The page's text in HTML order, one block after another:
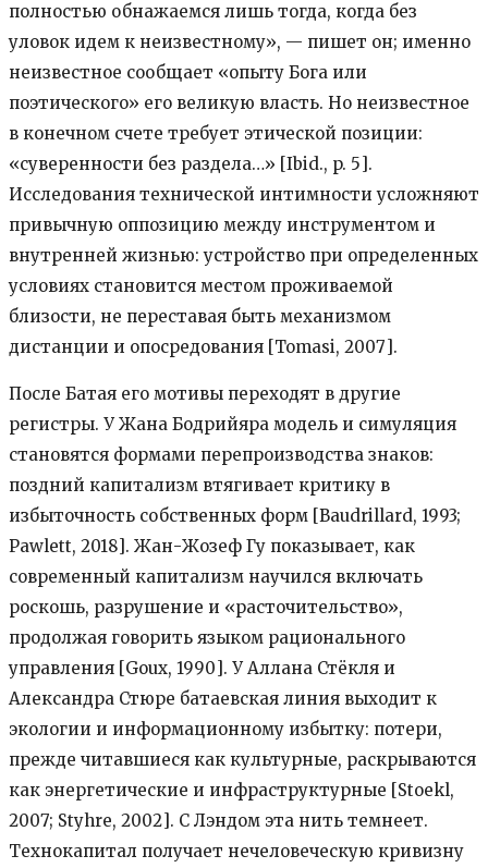
полностью обнажаемся лишь тогда, когда без
уловок идем к неизвестному», — пишет он; именно
неизвестное сообщает «опыту Бога или
поэтического» его великую власть. Но неизвестное
в конечном счете требует этической позиции:
«суверенности без раздела…» [Ibid., p. 5].
Исследования технической интимности усложняют
привычную оппозицию между инструментом и
внутренней жизнью: устройство при определенных
условиях становится местом проживаемой
близости, не переставая быть механизмом
дистанции и опосредования [Tomasi, 2007].
После Батая его мотивы переходят в другие
регистры. У Жана Бодрийяра модель и симуляция
становятся формами перепроизводства знаков:
поздний капитализм втягивает критику в
избыточность собственных форм [Baudrillard, 1993;
Pawlett, 2018]. Жан-Жозеф Гу показывает, как
современный капитализм научился включать
роскошь, разрушение и «расточительство»,
продолжая говорить языком рационального
управления [Goux, 1990]. У Аллана Стёкля и
Александра Стюре батаевская линия выходит к
экологии и информационному избытку: потери,
прежде читавшиеся как культурные, раскрываются
как энергетические и инфраструктурные [Stoekl,
2007; Styhre, 2002]. С Лэндом эта нить темнеет.
Технокапитал получает нечеловеческую кривизну